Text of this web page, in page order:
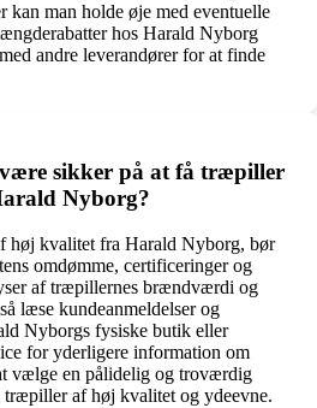
kan man holde øje med eventuelle
hos Harald Nyborg
andre leverandører for at finde
sikker på at få træpiller
Nyborg?
høj kvalitet fra Harald Nyborg, bør
omdømme, certificeringer og
af træpillernes brændværdi og
læse kundeanmeldelser og
Nyborgs fysiske butik eller
for yderligere information om
vælge en pålidelig og troværdig
træpiller af høj kvalitet og ydeevne.